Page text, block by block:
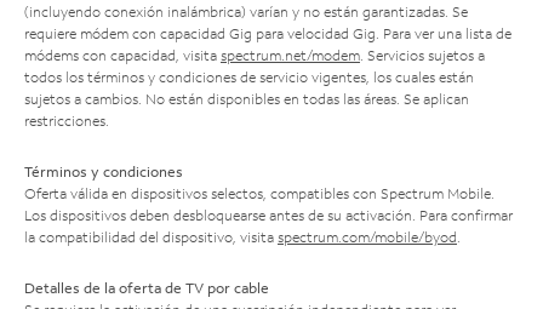
(incluyendo conexión inalámbrica) varían y no están garantizadas. Se
requiere módem con capacidad Gig para velocidad Gig. Para ver una lista de
módems con capacidad, visita spectrum.net/modem . Servicios sujetos a
todos los términos y condiciones de servicio vigentes, los cuales están
sujetos a cambios. No están disponibles en todas las áreas. Se aplican
restricciones.
Términos y condiciones
Oferta válida en dispositivos selectos, compatibles con Spectrum Mobile.
Los dispositivos deben desbloquearse antes de su activación. Para confirmar
la compatibilidad del dispositivo, visita spectrum.com/mobile/byod
Detalles de la oferta de TV por cable